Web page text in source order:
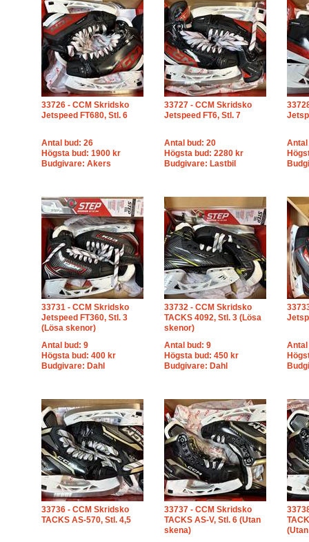
33726 - CCM Skridsko
Jetspeed FT680, Stl. 6
Antal bud: 26
Högsta bud: 1900 kr
Budgivare: Akers
33727 - CCM Skridsko
Jetspeed FT6, Stl. 7
Antal bud: 20
Högsta bud: 2280 kr
Budgivare: Lastbil
Antal
33731 - CCM Skridsko
Jetspeed FT360, Stl. 3
(Lösa skenor)
Antal bud: 9
Högsta bud: 400 kr
Budgivare: Dahl
33732 - CCM Skridsko
TACKS 4092, Stl. 3 (Lösa
skenor)
Antal bud: 9
Högsta bud: 450 kr
Budgivare: Dahl
Antal
33736 - CCM Skridsko
TACKS AS-570, Stl. 4,5
33737 - CCM Skridsko
TACKS AS-V, Stl. 6 (Utan
skena)